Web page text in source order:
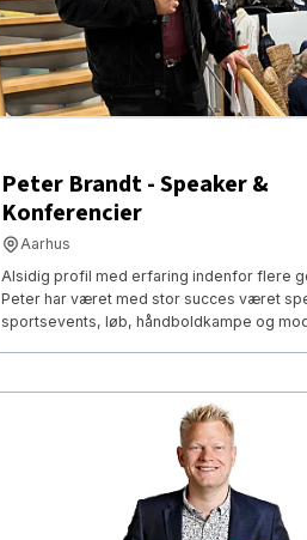
Peter Brandt - Speaker &
Konferencier
Aarhus
Alsidig profil med erfaring indenfor flere
Peter har været med stor succes været
sportsevents, løb, håndboldkampe og